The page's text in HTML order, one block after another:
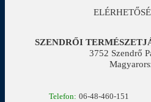
SZENDRŐI
3752 Szendrő
Telefon: 06-48-460-151